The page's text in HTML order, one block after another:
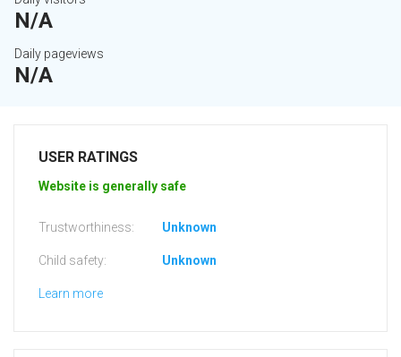
N/A
Daily pageviews
N/A
USER RATINGS
Website is generally safe
Trustworthiness: Unknown
Child safety: Unknown
Learn more